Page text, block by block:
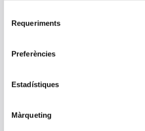
Requeriments
Preferències
Estadístiques
Màrqueting
Representació social
Convenis i acords de naturalesa
Codi de Bon Govern
Catàleg de procediments